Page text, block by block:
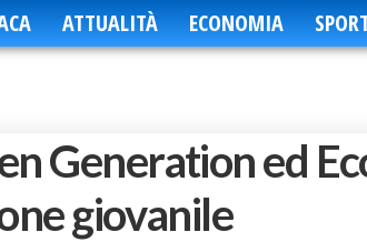
ATTUALITÀ ECONOMIA
Generation ed
giovanile